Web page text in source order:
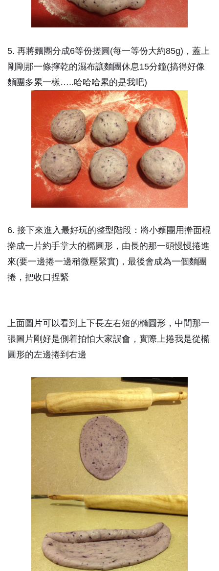
5. 再將麵團分成6等份搓圓(每一等份大約85g)，蓋上
剛剛那一條擰乾的濕布讓麵團休息15分鐘(搞得好像
麵團多累一樣…..哈哈哈累的是我吧)
6. 接下來進入最好玩的整型階段：將小麵團用擀面棍
擀成一片約手掌大的橢圓形，由長的那一頭慢慢捲進
來(要一邊捲一邊稍微壓緊實)，最後會成為一個麵團
捲，把收口捏緊
上面圖片可以看到上下長左右短的橢圓形，中間那一
張圖片剛好是側着拍怕大家誤會，實際上捲我是從橢
圓形的左邊捲到右邊